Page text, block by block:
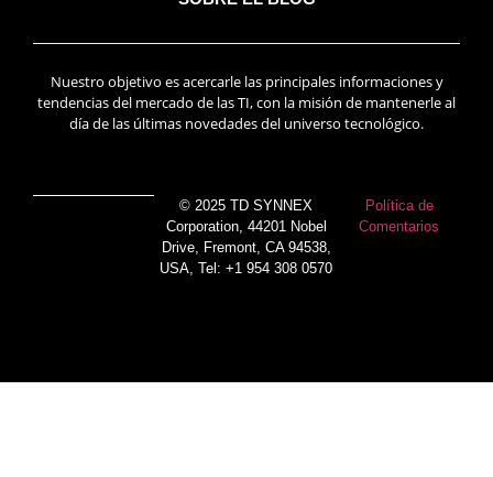
Nuestro objetivo es acercarle las principales informaciones y
tendencias del mercado de las TI, con la misión de mantenerle al
día de las últimas novedades del universo tecnológico.
© 2025 TD SYNNEX
Corporation, 44201 Nobel
Drive, Fremont, CA 94538,
USA, Tel: +1 954 308 0570
Política de
Comentarios